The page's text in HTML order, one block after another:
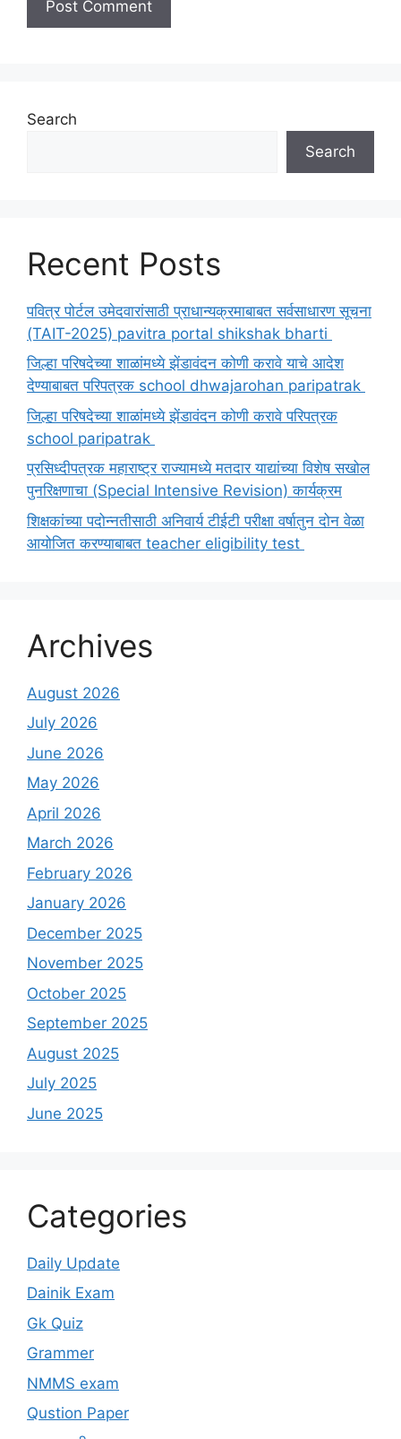
Search
Search
Recent Posts
पवित्र पोर्टल उमेदवारांसाठी प्राधान्यक्रमाबाबत सर्वसाधारण सूचना
(TAIT-2025) pavitra portal shikshak bharti
जिल्हा परिषदेच्या शाळांमध्ये झेंडावंदन कोणी करावे याचे आदेश
देण्याबाबत परिपत्रक school dhwajarohan paripatrak
जिल्हा परिषदेच्या शाळांमध्ये झेंडावंदन कोणी करावे परिपत्रक
school paripatrak
प्रसिध्दीपत्रक महाराष्ट्र राज्यामध्ये मतदार याद्यांच्या विशेष सखोल
पुनरिक्षणाचा (Special Intensive Revision) कार्यक्रम
शिक्षकांच्या पदोन्नतीसाठी अनिवार्य टीईटी परीक्षा वर्षातुन दोन वेळा
आयोजित करण्याबाबत teacher eligibility test
Archives
August 2026
July 2026
June 2026
May 2026
April 2026
March 2026
February 2026
January 2026
December 2025
November 2025
October 2025
September 2025
August 2025
July 2025
June 2025
Categories
Daily Update
Dainik Exam
Gk Quiz
Grammer
NMMS exam
Qustion Paper